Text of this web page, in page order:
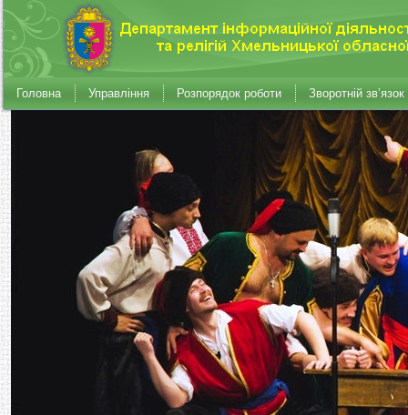
Головна Управління Розпорядок роботи Зворотній зв’язок